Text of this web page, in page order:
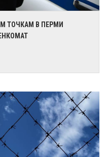
ТОЧКАМ В ПЕРМИ